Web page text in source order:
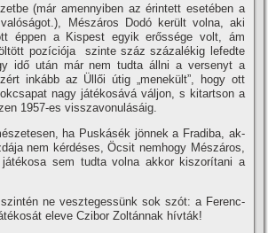
(már amennyiben az érintett esetében a
Mé­száros Dodó került volna, aki
éppen a Kispest egyik erőssége volt, ám
pozí­ciója szinte száz százalékig lefedte
idő után már nem tudta állni a versenyt a
inkább az Üllői útig „me­nekült”, hogy ott
nagy játékosává váljon, s kitartson a
1957-es visszavonulásáig.
ha Puskásék jönnek a Fradiba, ak­
nem kér­déses, Öcsit nemhogy Mészáros,
sem tudta volna akkor kiszorí­tani a
ne vesztegessünk sok szót: a Ferenc­
eleve Czibor Zoltánnak hí­vták!